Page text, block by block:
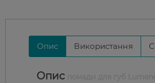
Опис Використання
Опис